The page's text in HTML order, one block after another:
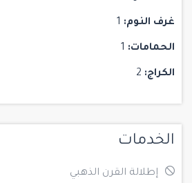
غرف النوم:
الحمامات:
الكراج:
الخدمات
إطلالة القرن الذهبي